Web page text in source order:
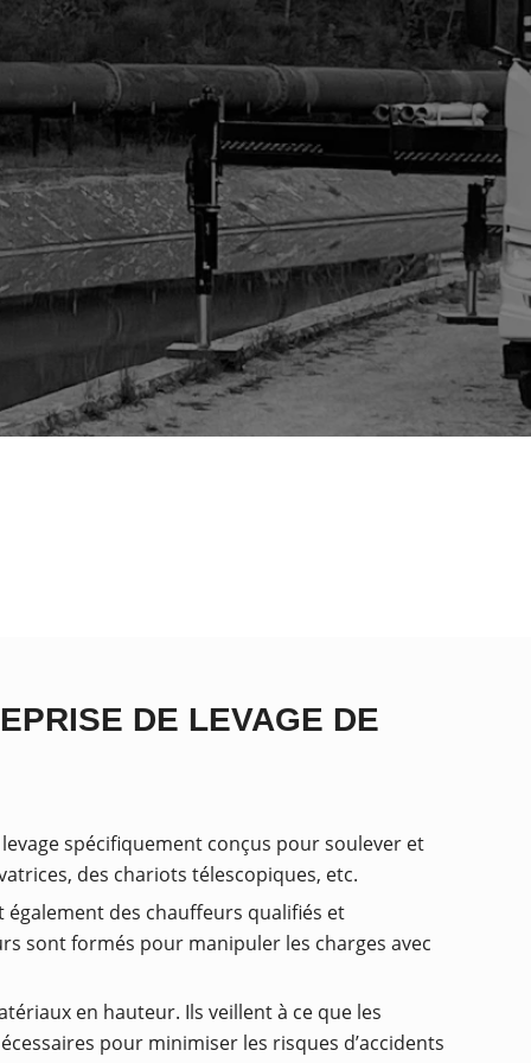
DE LEVAGE DE
spécifiquement conçus pour soulever et
des chariots télescopiques, etc.
des chauffeurs qualifiés et
sont formés pour manipuler les charges avec
en hauteur. Ils veillent à ce que les
pour minimiser les risques d’accidents